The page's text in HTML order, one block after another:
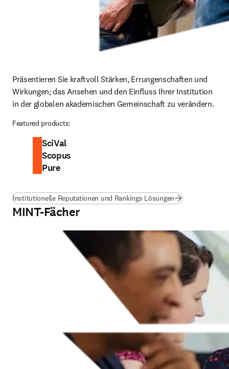
Präsentieren Sie kraftvoll Stärken, Errungenschaften und
Wirkungen; das Ansehen und den Einfluss Ihrer Institution
in der globalen akademischen Gemeinschaft zu verändern.
Featured products:
SciVal
Scopus
Pure
Institutionelle Reputationen und Rankings Lösungen
MINT-Fächer